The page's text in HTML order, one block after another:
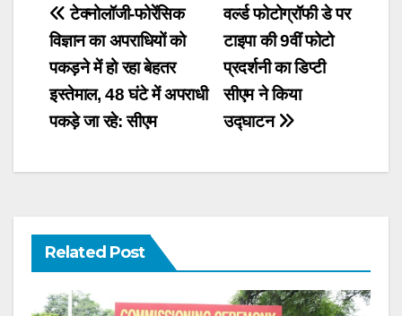
Post
navigation
वर्ल्ड फोटोग्रॉफी डे पर
टाइपा की 9वीं फोटो
प्रदर्शनी का डिप्टी
सीएम ने किया
उद्घाटन
टेक्नोलॉजी-फोरेंसिक
विज्ञान का अपराधियों को
पकड़ने में हो रहा बेहतर
इस्तेमाल, 48 घंटे में अपराधी
पकड़े जा रहे: सीएम
Related Post